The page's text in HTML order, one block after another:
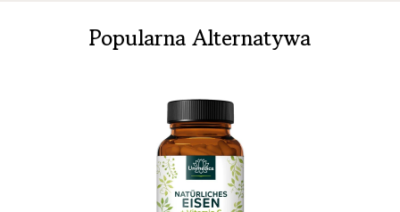
Popularna Alternatywa